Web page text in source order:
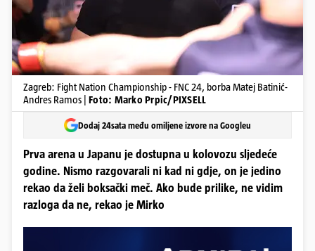
Zagreb: Fight Nation Championship - FNC 24, borba Matej Batinić-
Andres Ramos | Foto: Marko Prpic/PIXSELL
Dodaj 24sata među omiljene izvore na Googleu
Prva arena u Japanu je dostupna u kolovozu sljedeće
godine. Nismo razgovarali ni kad ni gdje, on je jedino
rekao da želi boksački meč. Ako bude prilike, ne vidim
razloga da ne, rekao je Mirko